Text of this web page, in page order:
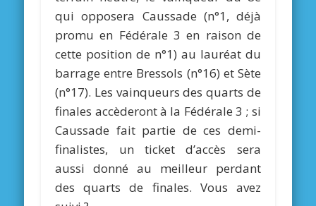
qui opposera Caussade (n°1, déjà
promu en Fédérale 3 en raison de
cette position de n°1) au lauréat du
barrage entre Bressols (n°16) et Sète
(n°17). Les vainqueurs des quarts de
finales accèderont à la Fédérale 3 ; si
Caussade fait partie de ces demi-
finalistes, un ticket d’accès sera
aussi donné au meilleur perdant
des quarts de finales. Vous avez